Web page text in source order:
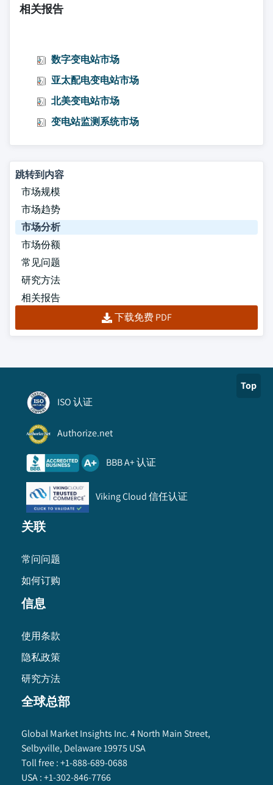
相关报告
数字变电站市场
亚太配电变电站市场
北美变电站市场
变电站监测系统市场
跳转到内容
市场规模
市场趋势
市场分析
市场份额
常见问题
研究方法
相关报告
下载免费 PDF
Top
ISO 认证
Authorize.net
BBB A+ 认证
Viking Cloud 信任认证
关联
常问问题
如何订购
信息
使用条款
隐私政策
研究方法
全球总部
Global Market Insights Inc. 4 North Main Street,
Selbyville, Delaware 19975 USA
Toll free :+1-888-689-0688
USA :+1-302-846-7766